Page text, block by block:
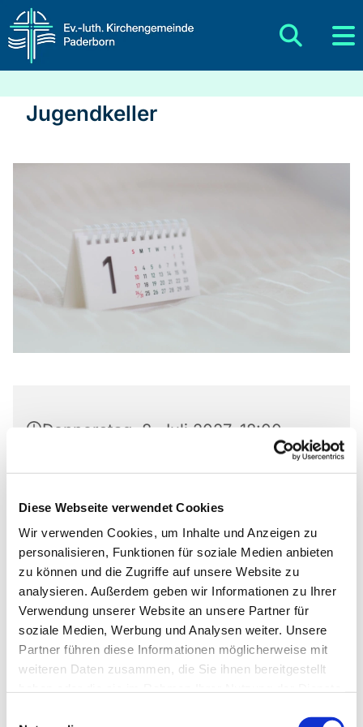
Diese Webseite verwendet Cookies
Wir verwenden Cookies, um Inhalte und Anzeigen zu
personalisieren, Funktionen für soziale Medien anbieten
zu können und die Zugriffe auf unsere Website zu
analysieren. Außerdem geben wir Informationen zu Ihrer
Verwendung unserer Website an unsere Partner für
soziale Medien, Werbung und Analysen weiter. Unsere
Partner führen diese Informationen möglicherweise mit
weiteren Daten zusammen, die Sie ihnen bereitgestellt
Jugendkeller
Donnerstag, 8. Juli 2027, 18:00 -
Markus-Gemeindezentrum,
Paderborn
Ob die Räume genutzt werden dürfen, kann bei
Pfarrer Grahl erfragt werden.